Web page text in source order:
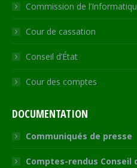
Commission de
Cour de cassation
Conseil d’État
Cour des comptes
DOCUMENTATION
Communiqués de presse
Comptes-rendus Conseil